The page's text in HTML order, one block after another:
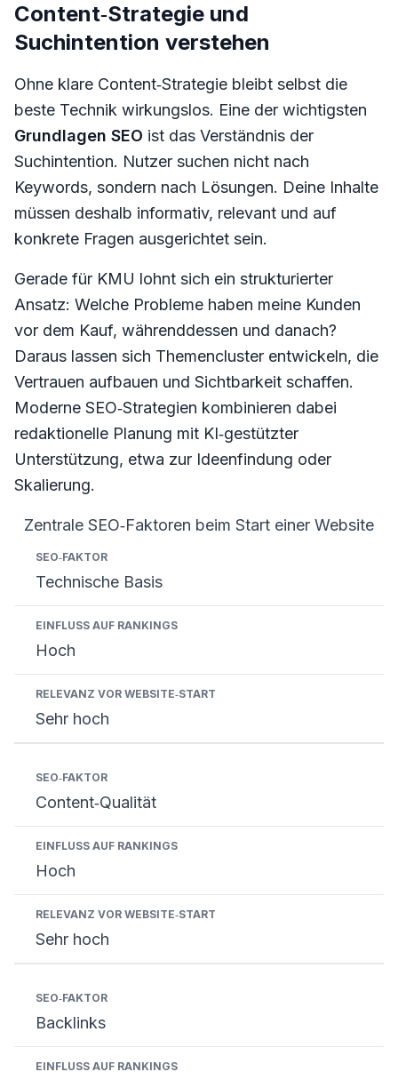
Content‑Strategie und
Suchintention verstehen
Ohne klare Content‑Strategie bleibt selbst die
beste Technik wirkungslos. Eine der wichtigsten
Grundlagen SEO ist das Verständnis der
Suchintention. Nutzer suchen nicht nach
Keywords, sondern nach Lösungen. Deine Inhalte
müssen deshalb informativ, relevant und auf
konkrete Fragen ausgerichtet sein.
Gerade für KMU lohnt sich ein strukturierter
Ansatz: Welche Probleme haben meine Kunden
vor dem Kauf, währenddessen und danach?
Daraus lassen sich Themencluster entwickeln, die
Vertrauen aufbauen und Sichtbarkeit schaffen.
Moderne SEO‑Strategien kombinieren dabei
redaktionelle Planung mit KI‑gestützter
Unterstützung, etwa zur Ideenfindung oder
Skalierung.
Zentrale SEO‑Faktoren beim Start einer Website
SEO‑FaktorEinfluss auf Rankings
Technische Basis
Hoch
Sehr hoch
Content‑Qualität
Hoch
Sehr hoch
Backlinks